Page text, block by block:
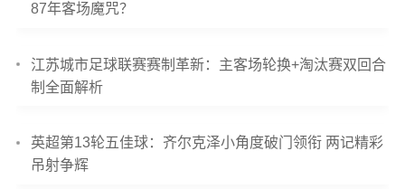
87年客场魔咒？
江苏城市足球联赛赛制革新：主客场轮换+淘汰赛双回合
制全面解析
英超第13轮五佳球：齐尔克泽小角度破门领衔 两记精彩
吊射争辉